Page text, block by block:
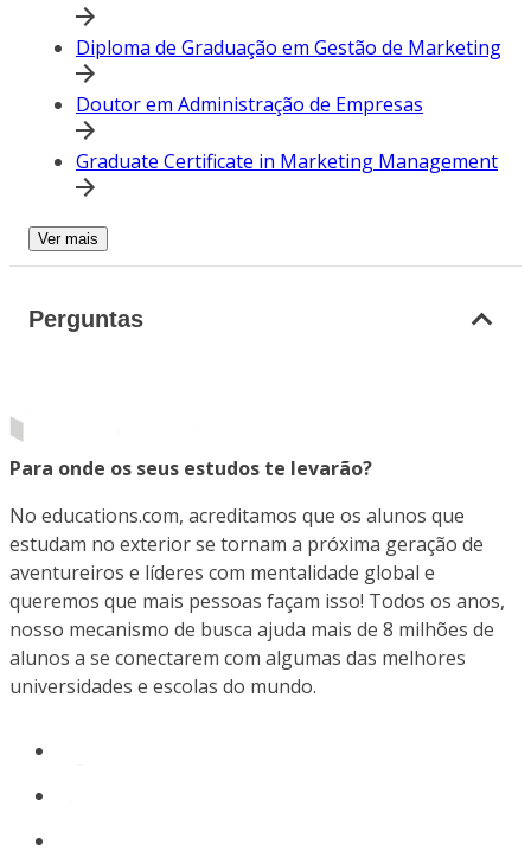
Diploma de Graduação em Gestão de Marketing
Doutor em Administração de Empresas
Graduate Certificate in Marketing Management
Ver mais
Perguntas
Para onde os seus estudos te levarão?
No educations.com, acreditamos que os alunos que
estudam no exterior se tornam a próxima geração de
aventureiros e líderes com mentalidade global e
queremos que mais pessoas façam isso! Todos os anos,
nosso mecanismo de busca ajuda mais de 8 milhões de
alunos a se conectarem com algumas das melhores
universidades e escolas do mundo.